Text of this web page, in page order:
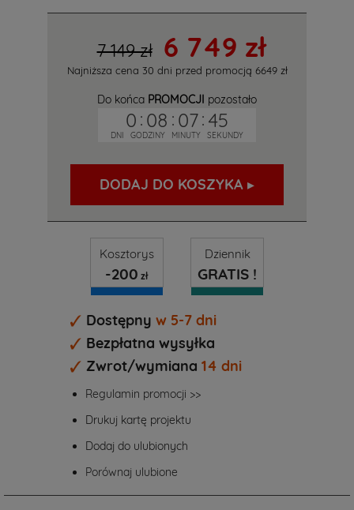
7 149 zł 6 749 zł
Najniższa cena 30 dni przed promocją 6649 zł
Do końca PROMOCJI pozostało
0 : 08 : 07: 45
DNI GODZINY MINUTY SEKUNDY
DODAJ DO KOSZYKA ▸
Kosztorys
-200 zł
Dziennik
GRATIS !
Dostępny w 5-7 dni
Bezpłatna wysyłka
Zwrot/wymiana 14 dni
Regulamin promocji >>
Drukuj kartę projektu
Dodaj do ulubionych
Porównaj ulubione